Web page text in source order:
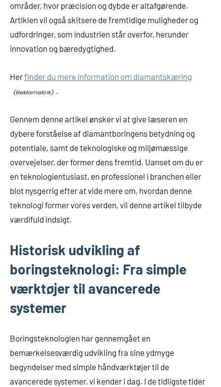
områder, hvor præcision og dybde er altafgørende.
Artiklen vil også skitsere de fremtidige muligheder og
udfordringer, som industrien står overfor, herunder
innovation og bæredygtighed.
Herfinder du mere information om diamantskæring
.
Gennem denne artikel ønsker vi at give læseren en
dybere forståelse af diamantboringens betydning og
potentiale, samt de teknologiske og miljømæssige
overvejelser, der former dens fremtid. Uanset om du er
en teknologientusiast, en professionel i branchen eller
blot nysgerrig efter at vide mere om, hvordan denne
teknologi former vores verden, vil denne artikel tilbyde
værdifuld indsigt.
Historisk udvikling af
boringsteknologi: Fra simple
værktøjer til avancerede
systemer
Boringsteknologien har gennemgået en
bemærkelsesværdig udvikling fra sine ydmyge
begyndelser med simple håndværktøjer til de
avancerede systemer, vi kender i dag. I de tidligste tider